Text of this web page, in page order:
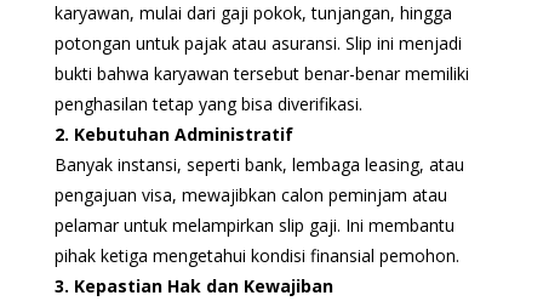
karyawan, mulai dari gaji pokok, tunjangan, hingga
potongan untuk pajak atau asuransi. Slip ini menjadi
bukti bahwa karyawan tersebut benar-benar memiliki
penghasilan tetap yang bisa diverifikasi.
2. Kebutuhan Administratif
Banyak instansi, seperti bank, lembaga leasing, atau
pengajuan visa, mewajibkan calon peminjam atau
pelamar untuk melampirkan slip gaji. Ini membantu
pihak ketiga mengetahui kondisi finansial pemohon.
3. Kepastian Hak dan Kewajiban